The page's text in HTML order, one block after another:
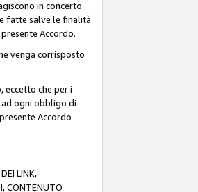
in concerto
fatte salve le finalità
Accordo.
venga corrisposto
eccetto che per i
ogni obbligo di
Accordo
LINK,
CONTENUTO